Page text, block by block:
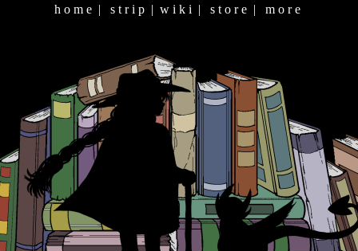
h o m e | s t r i p | w i k i | s t o r e | m o r e